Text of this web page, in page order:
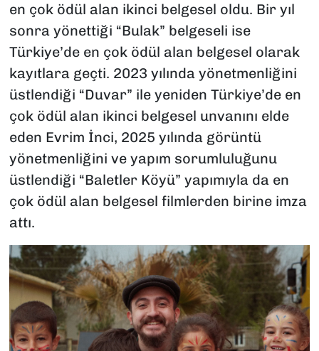
en çok ödül alan ikinci belgesel oldu. Bir yıl
sonra yönettiği “Bulak” belgeseli ise
Türkiye’de en çok ödül alan belgesel olarak
kayıtlara geçti. 2023 yılında yönetmenliğini
üstlendiği “Duvar” ile yeniden Türkiye’de en
çok ödül alan ikinci belgesel unvanını elde
eden Evrim İnci, 2025 yılında görüntü
yönetmenliğini ve yapım sorumluluğunu
üstlendiği “Baletler Köyü” yapımıyla da en
çok ödül alan belgesel filmlerden birine imza
attı.